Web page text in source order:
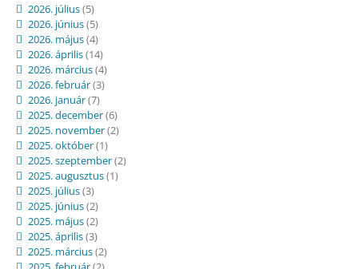
2026. július(5)
2026. június(5)
2026. május(4)
2026. április(14)
2026. március(4)
2026. február(3)
2026. január(7)
2025. december(6)
2025. november(2)
2025. október(1)
2025. szeptember(2)
2025. augusztus(1)
2025. július(3)
2025. június(2)
2025. május(2)
2025. április(3)
2025. március(2)